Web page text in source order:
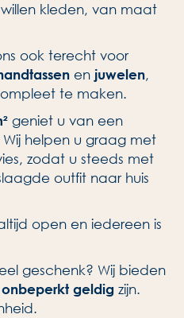
kleden, van maat
ook terecht voor
en juwelen,
te maken.
geniet u van een
Wij helpen u graag met
zodat u steeds met
outfit naar huis
open en iedereen is
geschenk? Wij bieden
onbeperkt geldig zijn.